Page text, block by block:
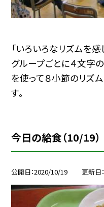
「いろいろなリズムを感
グループごとに４文字
を使って８小節のリズ
す。
今日の給食（10/19）
公開日 2020/10/19 更新日